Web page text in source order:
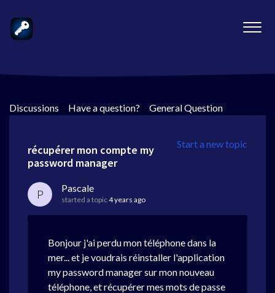
Discussions > Have a question? > General Question
Start a new topic
récupérer mon compte my
password manager
P Pascale
started a topic4 years ago
Bonjour j'ai perdu mon téléphone dans la
mer... et je voudrais réinstaller l'application
my password manager sur mon nouveau
téléphone, et récupérer mes mots de passe